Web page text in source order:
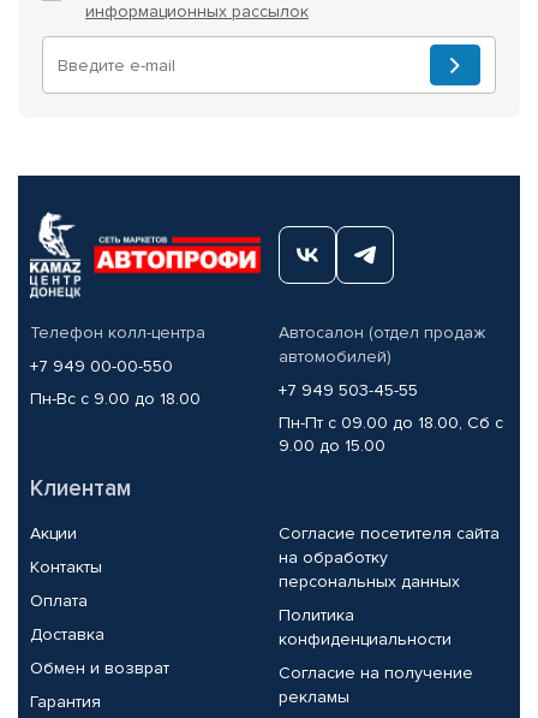
информационных рассылок
Телефон колл-центра
+7 949 00-00-550
Пн-Вс с 9.00 до 18.00
Автосалон (отдел продаж
автомобилей)
+7 949 503-45-55
Пн-Пт с 09.00 до 18.00, Сб с
9.00 до 15.00
Клиентам
Акции
Контакты
Оплата
Доставка
Обмен и возврат
Гарантия
Согласие посетителя сайта
на обработку
персональных данных
Политика
конфиденциальности
Согласие на получение
рекламы